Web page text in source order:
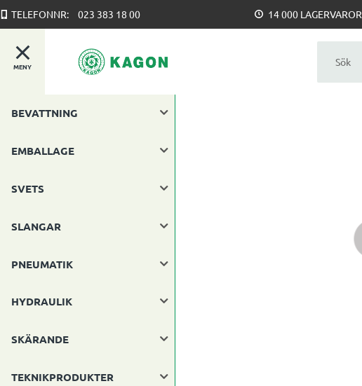
TELEFONNR: 023 383 18 00 14 000
MENY
BEVATTNING
EMBALLAGE
SVETS
SLANGAR
PNEUMATIK
HYDRAULIK
SKÄRANDE
TEKNIKPRODUKTER